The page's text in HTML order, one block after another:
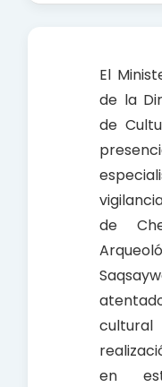
El
de la
de
de
en